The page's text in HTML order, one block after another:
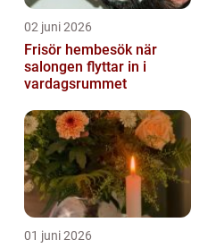
02 juni 2026
Frisör hembesök när
salongen flyttar in i
vardagsrummet
01 juni 2026